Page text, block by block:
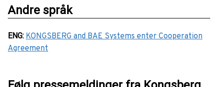
Andre språk
ENG: KONGSBERG and BAE Systems enter Cooperation
Agreement